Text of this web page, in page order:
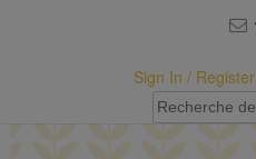
Sign In / Register
Recherche
pour :